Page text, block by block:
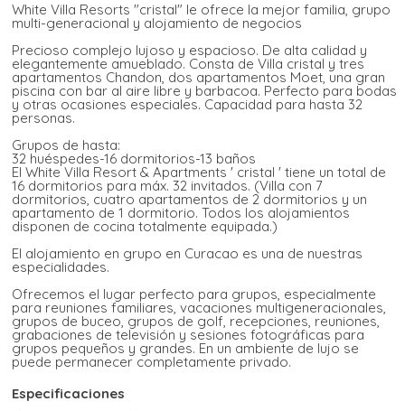
White Villa Resorts "cristal" le ofrece la mejor familia, grupo
multi-generacional y alojamiento de negocios
Precioso complejo lujoso y espacioso. De alta calidad y
elegantemente amueblado. Consta de Villa cristal y tres
apartamentos Chandon, dos apartamentos Moet, una gran
piscina con bar al aire libre y barbacoa. Perfecto para bodas
y otras ocasiones especiales. Capacidad para hasta 32
personas.
Grupos de hasta:
32 huéspedes-16 dormitorios-13 baños
El White Villa Resort & Apartments ' cristal ' tiene un total de
16 dormitorios para máx. 32 invitados. (Villa con 7
dormitorios, cuatro apartamentos de 2 dormitorios y un
apartamento de 1 dormitorio. Todos los alojamientos
disponen de cocina totalmente equipada.)
El alojamiento en grupo en Curacao es una de nuestras
especialidades.
Ofrecemos el lugar perfecto para grupos, especialmente
para reuniones familiares, vacaciones multigeneracionales,
grupos de buceo, grupos de golf, recepciones, reuniones,
grabaciones de televisión y sesiones fotográficas para
grupos pequeños y grandes. En un ambiente de lujo se
puede permanecer completamente privado.
Especificaciones